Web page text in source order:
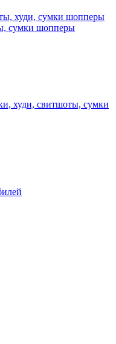
худи, сумки шопперы
сумки шопперы
худи, свитшоты, сумки